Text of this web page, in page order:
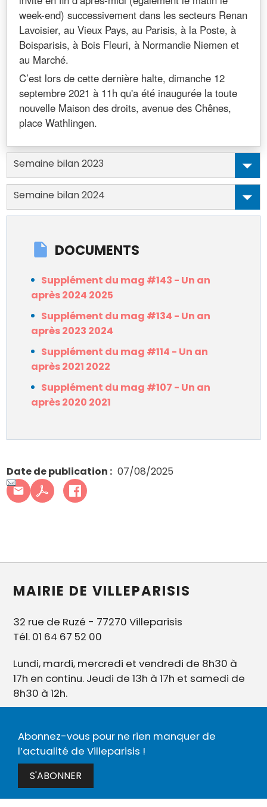
week-end) successivement dans les secteurs Renan
Lavoisier, au Vieux Pays, au Parisis, à la Poste, à
Boisparisis, à Bois Fleuri, à Normandie Niemen et
au Marché.
C’est lors de cette dernière halte, dimanche 12
septembre 2021 à 11h qu'a été inaugurée latoute
nouvelle Maison des droits, avenue des Chênes,
place Wathlingen.
Semaine bilan 2023
Semaine bilan 2024
DOCUMENTS
Supplément du mag #143 - Un an
après 2024 2025
Supplément du mag #134 - Un an
après 2023 2024
Supplément du mag #114 - Un an
après 2021 2022
Supplément du mag #107 - Un an
après 2020 2021
Date de publication 07/08/2025
MAIRIE DE VILLEPARISIS
32 rue de Ruzé - 77270 Villeparisis
Tél. 01 64 67 52 00
Lundi, mardi, mercredi et vendredi de 8h30 à
17h en continu. Jeudi de 13h à 17h et samedi de
8h30 à 12h.
Abonnez-vous pour ne rien manquer de
l’actualité de Villeparisis !
S'ABONNER